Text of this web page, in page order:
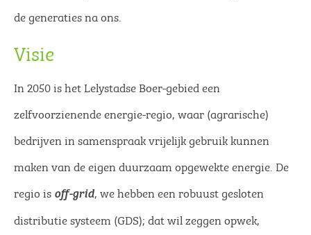
de generaties na ons.
Visie
In 2050 is het Lelystadse Boer-gebied een
zelfvoorzienende energie-regio, waar (agrarische)
bedrijven in samenspraak vrijelijk gebruik kunnen
maken van de eigen duurzaam opgewekte energie. De
regio is off-grid, we hebben een robuust gesloten
distributie systeem (GDS); dat wil zeggen opwek,